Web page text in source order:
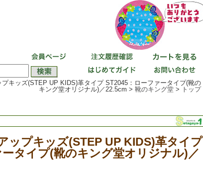
キッズ(STEP UP KIDS)革タイプ ST2045：ローファータイプ(靴の
キング堂オリジナル)／22.5cm > 靴のキング堂> トップ
ップキッズ(STEP UP KIDS)革タイプ
タイプ(靴のキング堂オリジナル)／